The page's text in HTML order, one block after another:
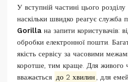
У вступній частині цього
наскільки швидко реагує служба
Gorilla на запити користувачів:
обробки електронної пошти.
якість сервісу за часовими
коротше, тим краще. Для живого
вважається до 2 хвилин, для